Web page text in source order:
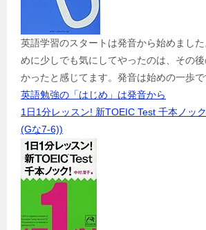
英語学習のスタートは発音から始めまし
めに少しでも気にしてやったのは、その
かったと感じてます。発音は始めの一歩で
英語勉強の「はじめ」は発音から
1日1分レッスン! 新TOEIC Test 千本ノッ
(Gな7-6))